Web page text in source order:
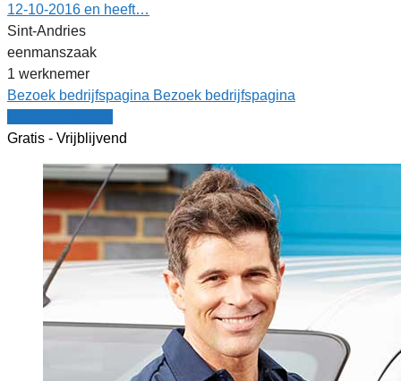
12-10-2016 en heeft…
Sint-Andries
eenmanszaak
1 werknemer
Bezoek bedrijfspagina Bezoek bedrijfspagina
Gratis - Vrijblijvend